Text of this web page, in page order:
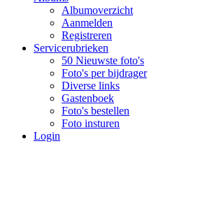
Albumoverzicht
Aanmelden
Registreren
Servicerubrieken
50 Nieuwste foto's
Foto's per bijdrager
Diverse links
Gastenboek
Foto's bestellen
Foto insturen
Login